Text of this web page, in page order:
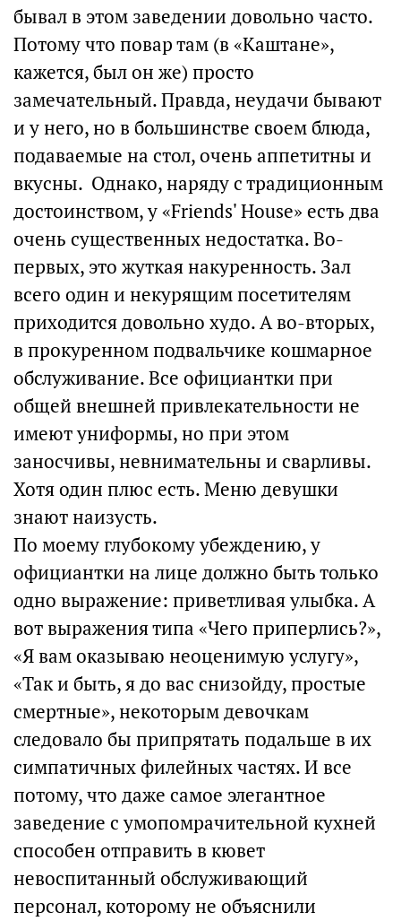
бывал в этом заведении довольно часто.
Потому что повар там (в «Каштане»,
кажется, был он же) просто
замечательный. Правда, неудачи бывают
и у него, но в большинстве своем блюда,
подаваемые на стол, очень аппетитны и
вкусны. Однако, наряду с традиционным
достоинством, у «Friends' House» есть два
очень существенных недостатка. Во-
первых, это жуткая накуренность. Зал
всего один и некурящим посетителям
приходится довольно худо. А во-вторых,
в прокуренном подвальчике кошмарное
обслуживание. Все официантки при
общей внешней привлекательности не
имеют униформы, но при этом
заносчивы, невнимательны и сварливы.
Хотя один плюс есть. Меню девушки
знают наизусть.
По моему глубокому убеждению, у
официантки на лице должно быть только
одно выражение: приветливая улыбка. А
вот выражения типа «Чего приперлись?»,
«Я вам оказываю неоценимую услугу»,
«Так и быть, я до вас снизойду, простые
смертные», некоторым девочкам
следовало бы припрятать подальше в их
симпатичных филейных частях. И все
потому, что даже самое элегантное
заведение с умопомрачительной кухней
способен отправить в кювет
невоспитанный обслуживающий
персонал, которому не объяснили